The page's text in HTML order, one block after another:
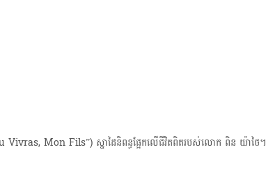
Mon Fils”) ស្នាដៃនិពន្ធផ្អែកលើជីវិតពិតរបស់លោក ពិន យ៉ាថៃ​។